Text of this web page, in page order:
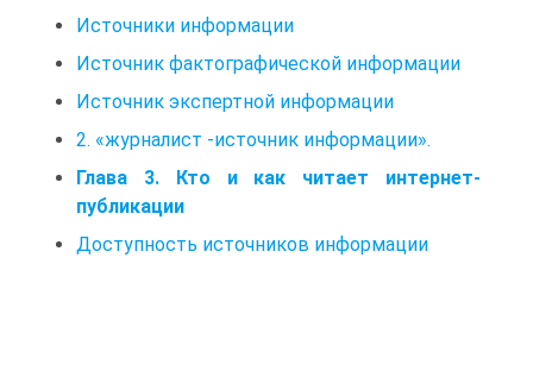
Источники информации
Источник фактографической информации
Источник экспертной информации
2. «журналист -источник информации».
Глава 3. Кто и как читает интернет-
публикации
Доступность источников информации